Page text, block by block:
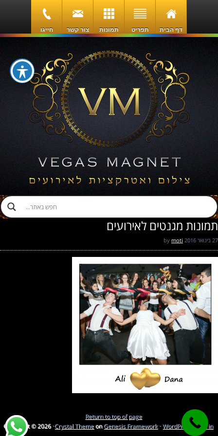
דף הבית תפריט תמונות צור קשר חייגו
תמונות מגנטים לאירועים
27 בינואר 2016 moti
Return to top of page
Copyright © 2026 ·Crystal ThemeonGenesis Framework·WordPress·Log in